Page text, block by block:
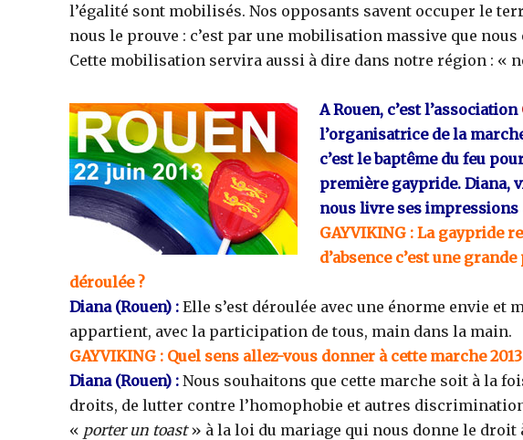
l’égalité sont mobilisés. Nos opposants savent occuper le
nous le prouve : c’est par une mobilisation massive que
Cette mobilisation servira aussi à dire dans notre région : «
A Rouen, c’est l’association
l’organisatrice de la
c’est le baptême du feu
première gaypride. Diana,
nous livre ses impressions
GAYVIKING : La gaypride
d’absence c’est une
déroulée ?
Diana (Rouen) : Elle s’est déroulée avec une énorme envie et
appartient, avec la participation de tous, main dans la main.
GAYVIKING : Quel sens allez-vous donner à cette marche 2013
Diana (Rouen) : Nous souhaitons que cette marche soit à la
droits, de lutter contre l’homophobie et autres
« porter un toast» à la loi du mariage qui nous donne le droit